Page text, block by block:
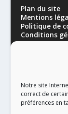
Notre site
correct de
préférences en
Plan du site
Mentions
Politique de
Conditions